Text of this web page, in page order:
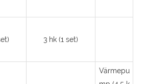
3 hk (1 set)
Värmepu